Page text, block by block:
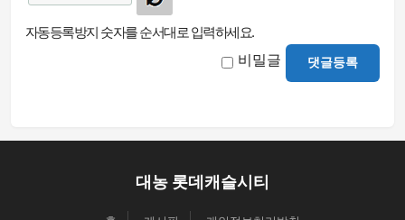
자동등록방지 숫자를 순서대로 입력하세요.
비밀글 댓글등록
대농 롯데캐슬시티